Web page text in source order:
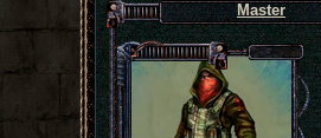
Master